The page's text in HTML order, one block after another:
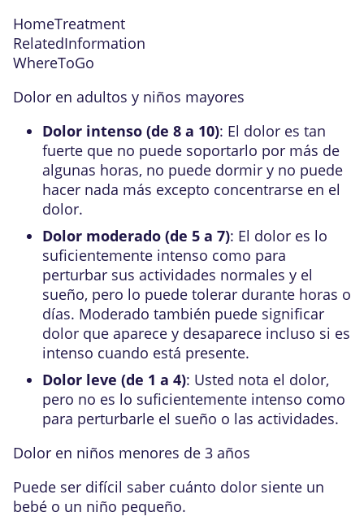
HomeTreatment
RelatedInformation
WhereToGo
Dolor en adultos y niños mayores
Dolor intenso (de 8 a 10): El dolor es tan
fuerte que no puede soportarlo por más de
algunas horas, no puede dormir y no puede
hacer nada más excepto concentrarse en el
dolor.
Dolor moderado (de 5 a 7): El dolor es lo
suficientemente intenso como para
perturbar sus actividades normales y el
sueño, pero lo puede tolerar durante horas o
días. Moderado también puede significar
dolor que aparece y desaparece incluso si es
intenso cuando está presente.
Dolor leve (de 1 a 4): Usted nota el dolor,
pero no es lo suficientemente intenso como
para perturbarle el sueño o las actividades.
Dolor en niños menores de 3 años
Puede ser difícil saber cuánto dolor siente un
bebé o un niño pequeño.